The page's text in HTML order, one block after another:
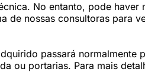
No entanto, pode haver
de nossas consultoras para
passará
ou portarias. Para mais